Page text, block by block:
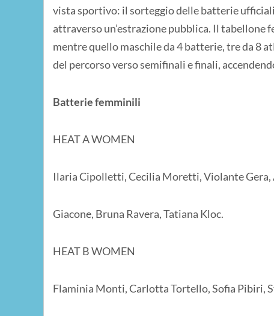
vista sportivo: il sorteggio delle batterie
attraverso un’estrazione pubblica. Il tabellone
mentre quello maschile da 4 batterie, tre da 8
del percorso verso semifinali e finali,
Batterie femminili
HEAT A WOMEN
Ilaria Cipolletti, Cecilia Moretti, Violante Gera,
Giacone, Bruna Ravera, Tatiana Kloc.
HEAT B WOMEN
Flaminia Monti, Carlotta Tortello, Sofia Pibiri,